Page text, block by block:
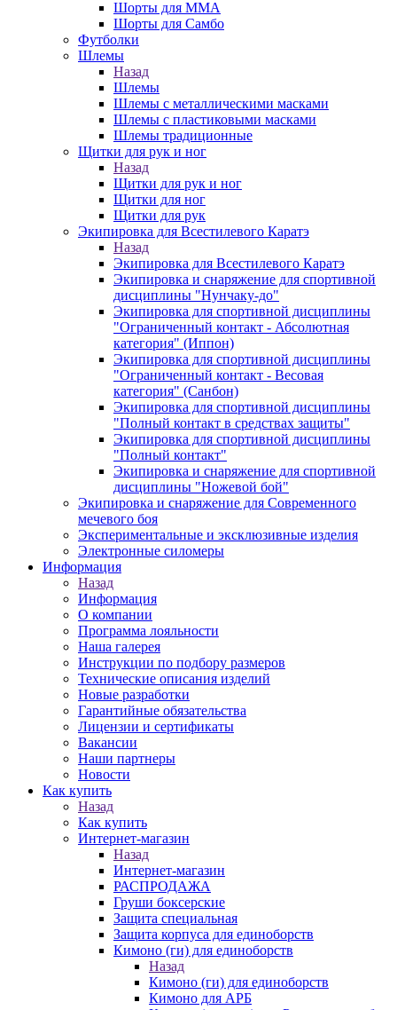
Шорты для ММА
Шорты для Самбо
Футболки
Шлемы
Назад
Шлемы
Шлемы с металлическими масками
Шлемы с пластиковыми масками
Шлемы традиционные
Щитки для рук и ног
Назад
Щитки для рук и ног
Щитки для ног
Щитки для рук
Экипировка для Всестилевого Каратэ
Назад
Экипировка для Всестилевого Каратэ
Экипировка и снаряжение для спортивной
дисциплины "Нунчаку-до"
Экипировка для спортивной дисциплины
"Ограниченный контакт - Абсолютная
категория" (Иппон)
Экипировка для спортивной дисциплины
"Ограниченный контакт - Весовая
категория" (Санбон)
Экипировка для спортивной дисциплины
"Полный контакт в средствах защиты"
Экипировка для спортивной дисциплины
"Полный контакт"
Экипировка и снаряжение для спортивной
дисциплины "Ножевой бой"
Экипировка и снаряжение для Современного
мечевого боя
Экспериментальные и эксклюзивные изделия
Электронные силомеры
Информация
Назад
Информация
О компании
Программа лояльности
Наша галерея
Инструкции по подбору размеров
Технические описания изделий
Новые разработки
Гарантийные обязательства
Лицензии и сертификаты
Вакансии
Наши партнеры
Новости
Как купить
Назад
Как купить
Интернет-магазин
Назад
Интернет-магазин
РАСПРОДАЖА
Груши боксерские
Защита специальная
Защита корпуса для единоборств
Кимоно (ги) для единоборств
Назад
Кимоно (ги) для единоборств
Кимоно для АРБ